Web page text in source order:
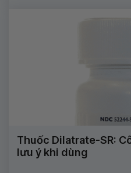
Thuốc Dilatrate-SR:
lưu ý khi dùng